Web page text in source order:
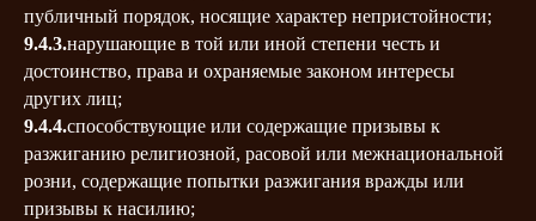
публичный порядок, носящие характер непристойности;
9.4.3.нарушающие в той или иной степени честь и
достоинство, права и охраняемые законом интересы
других лиц;
9.4.4.способствующие или содержащие призывы к
разжиганию религиозной, расовой или межнациональной
розни, содержащие попытки разжигания вражды или
призывы к насилию;